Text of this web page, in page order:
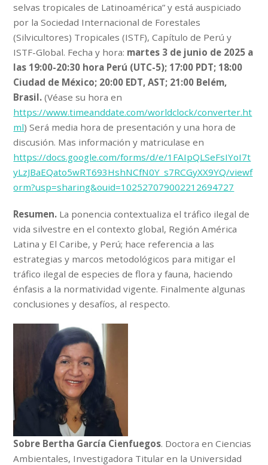
selvas tropicales de Latinoamérica” y está auspiciado
por la Sociedad Internacional de Forestales
(Silvicultores) Tropicales (ISTF), Capítulo de Perú y
ISTF-Global. Fecha y hora: martes 3 de junio de 2025 a
las 19:00-20:30 hora Perú (UTC-5); 17:00 PDT; 18:00
Ciudad de México; 20:00 EDT, AST; 21:00 Belém,
Brasil. (Véase su hora en
https://www.timeanddate.com/worldclock/converter.ht
ml) Será media hora de presentación y una hora de
discusión. Mas información y matriculase en
https://docs.google.com/forms/d/e/1FAIpQLSeFsIYoI7t
yLzJBaEQato5wRT693HshNCfN0Y_s7RCGyXX9YQ/viewf
orm?usp=sharing&ouid=102527079002212694727
Resumen. La ponencia contextualiza el tráfico ilegal de
vida silvestre en el contexto global, Región América
Latina y El Caribe, y Perú; hace referencia a las
estrategias y marcos metodológicos para mitigar el
tráfico ilegal de especies de flora y fauna, haciendo
énfasis a la normatividad vigente. Finalmente algunas
conclusiones y desafíos, al respecto.
Sobre Bertha García Cienfuegos. Doctora en Ciencias
Ambientales, Investigadora Titular en la Universidad